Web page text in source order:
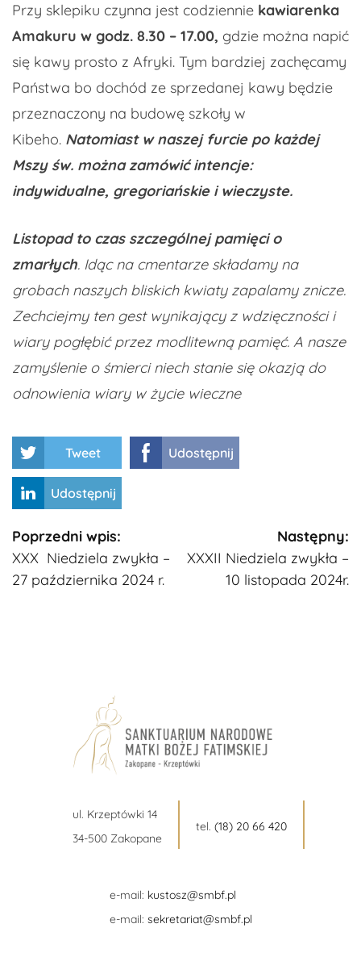
Przy sklepiku czynna jest codziennie kawiarenka
Amakuru w godz. 8.30 – 17.00, gdzie można napić
się kawy prosto z Afryki. Tym bardziej zachęcamy
Państwa bo dochód ze sprzedanej kawy będzie
przeznaczony na budowę szkoły w
Kibeho. Natomiast w naszej furcie po każdej
Mszy św. można zamówić intencje:
indywidualne, gregoriańskie i wieczyste.
Listopad to czas szczególnej pamięci o
zmarłych. Idąc na cmentarze składamy na
grobach naszych bliskich kwiaty zapalamy znicze.
Zechciejmy ten gest wynikający z wdzięczności i
wiary pogłębić przez modlitewną pamięć. A nasze
zamyślenie o śmierci niech stanie się okazją do
odnowienia wiary w życie wieczne
Tweet Udostępnij
Udostępnij
Kontynuuj
czytanie
Poprzedni wpis:
XXX Niedziela zwykła –
27 października 2024 r.
Następny:
XXXII Niedziela zwykła –
10 listopada 2024r.
ul. Krzeptówki 14
34-500 Zakopane
tel. (18) 20 66 420
e-mail: kustosz@smbf.pl
e-mail: sekretariat@smbf.pl